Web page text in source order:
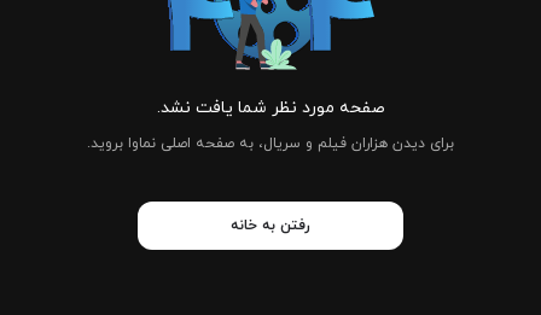
صفحه مورد نظر شما یافت نشد.
برای دیدن هزاران فیلم و سریال، به صفحه اصلی نماوا بروید.
رفتن به خانه